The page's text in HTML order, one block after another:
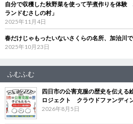
自分で収穫した秋野菜を使って芋煮作りを体験
ランドむさしの村」
2025年11月4日
春だけじゃもったいないさくらの名所、加治川
2025年10月23日
ふむふむ
四日市の公害克服の歴史を伝える
ロジェクト クラウドファンディ
2026年8月5日